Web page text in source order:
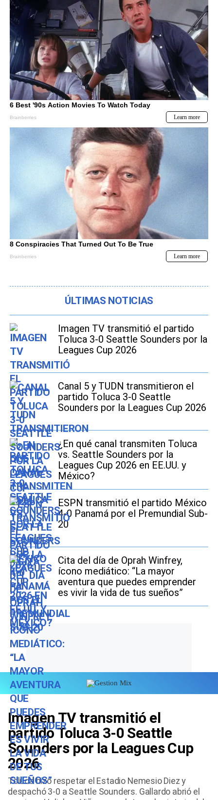
ÚLTIMAS NOTICIAS
Imagen TV transmitió el partido
Toluca 3-0 Seattle Sounders por la
Leagues Cup 2026
Canal 5 y TUDN transmitieron el
partido Toluca 3-0 Seattle
Sounders por la Leagues Cup 2026
¿En qué canal transmiten Toluca
vs. Seattle Sounders por la
Leagues Cup 2026 en EE.UU. y
México?
ESPN transmitió el partido México
4-0 Panamá por el Premundial Sub-
20
Cita del día de Oprah Winfrey,
ícono mediático: “La mayor
aventura que puedes emprender
es vivir la vida de tus sueños”